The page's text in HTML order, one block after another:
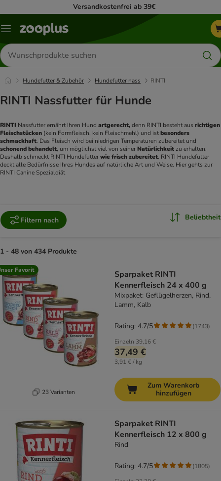
Versandkostenfrei ab 39€
Menü
Produkte
suchen
Hundefutter & Zubehör Hundefutter nass RINTI
RINTI Nassfutter für Hunde
RINTI Nassfutter ernährt Ihren Hund artgerecht, denn RINTI besteht aus richtigen
Fleischstücken (kein Formfleisch, kein Fleischmehl) und ist besonders
schmackhaft
schonend behandelt, um möglichst viel von seiner Natürlichkeit zu erhalten.
Deshalb schmeckt RINTI Hundefutter wie frisch zubereitet. RINTI Hundefutter
deckt alle Bedürfnisse Ihres Hundes auf natürliche Art und Weise. Hier gehts zur
RINTI Canine Spezialdiät
Filtern nach Beliebtheit
1 - 48 von 434 Produkte
product items have been changed
Favorit
23 Varianten
Sparpaket RINTI
Kennerfleisch 24 x 400 g
Mixpaket: Geflügelherzen, Rind,
Lamm, Kalb
Einzeln 39,16 €
37,49 €
3,91 € / kg
Rating: 4.7/5 (1743)
Zum Warenkorb
hinzufügen
Sparpaket RINTI
Kennerfleisch 12 x 800 g
Rind
Rating: 4.7/5 (1805)